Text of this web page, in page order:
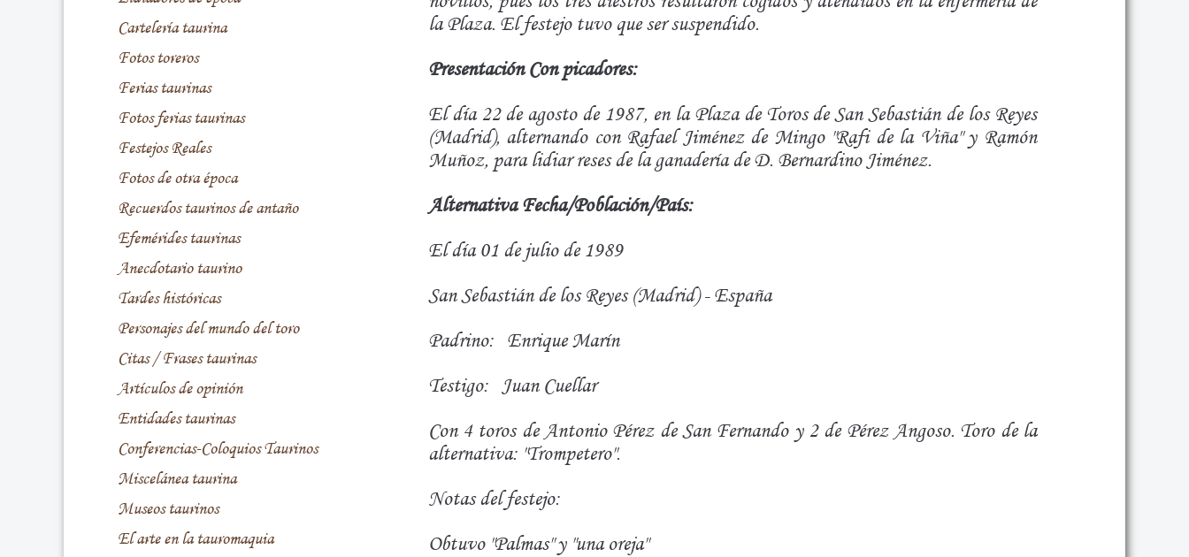
Cartelería taurina
Fotos toreros
Ferias taurinas
Fotos ferias taurinas
Festejos Reales
Fotos de otra época
Recuerdos taurinos de antaño
Efemérides taurinas
Anecdotario taurino
Tardes históricas
Personajes del mundo del toro
Citas / Frases taurinas
Artículos de opinión
Entidades taurinas
Conferencias-Coloquios Taurinos
Miscelánea taurina
Museos taurinos
El arte en la tauromaquia
la Plaza. El festejo tuvo que ser suspendido.
Presentación Con picadores:
El día 22 de agosto de 1987, en la Plaza de Toros de San Sebastián de los Reyes
(Madrid), alternando con Rafael Jiménez de Mingo "Rafi de la Viña" y Ramón
Muñoz, para lidiar reses de la ganadería de D. Bernardino Jiménez.
Alternativa Fecha/Población/País:
El día 01 de julio de 1989
San Sebastián de los Reyes (Madrid) - España
Padrino: Enrique Marín
Testigo: Juan Cuellar
Con 4 toros de Antonio Pérez de San Fernando y 2 de Pérez Angoso. Toro de la
alternativa: "Trompetero".
Notas del festejo:
Obtuvo "Palmas" y "una oreja"